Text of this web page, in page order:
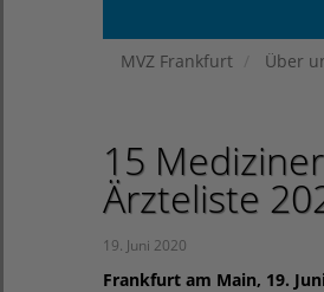
MVZ Frankfurt Über
15
Ärzteliste
19. Juni 2020
Frankfurt am Main, 19.